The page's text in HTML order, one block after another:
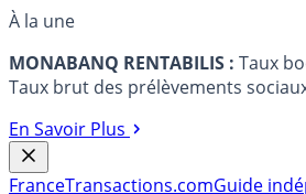
À la une
MONABANQ RENTABILIS : Taux
Taux brut des prélèvements
En Savoir Plus
FranceTransactions.comGuide